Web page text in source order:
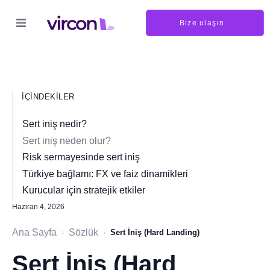
Bize ulaşın
İÇINDEKILER
Sert iniş nedir?
Sert iniş neden olur?
Risk sermayesinde sert iniş
Türkiye bağlamı: FX ve faiz dinamikleri
Kurucular için stratejik etkiler
Haziran 4, 2026
Ana Sayfa › Sözlük › Sert İniş (Hard Landing)
Sert İniş (Hard